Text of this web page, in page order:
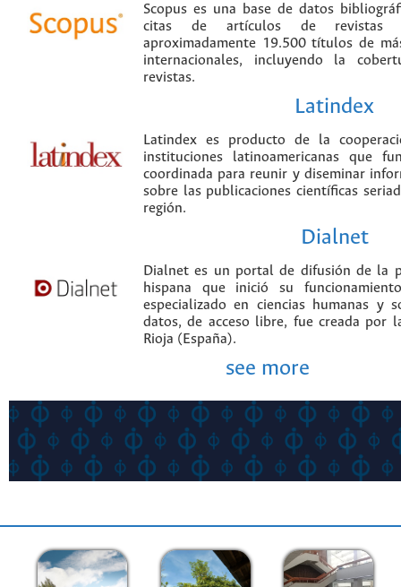
Scopus es una base de datos
citas de artículos de revistas
aproximadamente 19.500 títulos de
internacionales, incluyendo la
revistas.
Latindex
Latindex es producto de la
instituciones latinoamericanas que
coordinada para reunir y diseminar
sobre las publicaciones científicas
región.
Dialnet
Dialnet es un portal de difusión de la
hispana que inició su
especializado en ciencias humanas y
datos, de acceso libre, fue creada por
Rioja (España).
see more